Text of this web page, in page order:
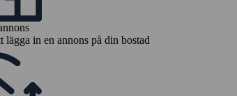
lägga in en annons på din bostad